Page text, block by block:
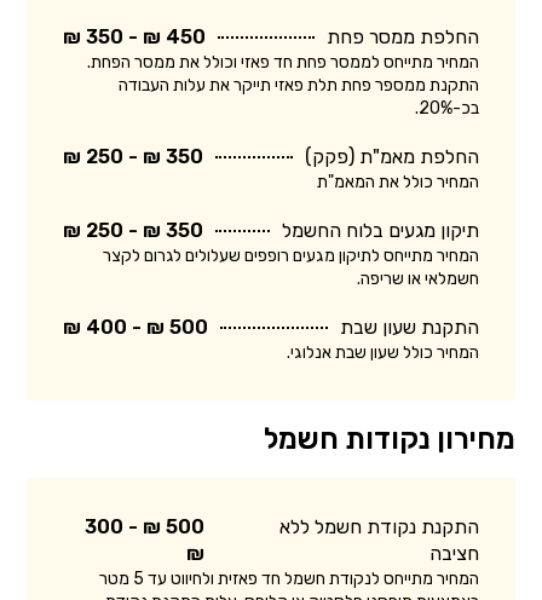
החלפת ממסר פחת 450 ₪ - 350 ₪
המחיר מתייחס לממסר פחת חד פאזי וכולל את ממסר הפחת.
התקנת ממספר פחת תלת פאזי תייקר את עלות העבודה
בכ-20%.
החלפת מאמ"ת (פקק) 350 ₪ - 250 ₪
המחיר כולל את המאמ"ת
תיקון מגעים בלוח החשמל 350 ₪ - 250 ₪
המחיר מתייחס לתיקון מגעים רופפים שעלולים לגרום לקצר
חשמלאי או שריפה.
התקנת שעון שבת 500 ₪ - 400 ₪
המחיר כולל שעון שבת אנלוגי.
מחירון נקודות חשמל
התקנת נקודת חשמל ללא
חציבה
500 ₪ - 300
₪
המחיר מתייחס לנקודת חשמל חד פאזית ולחיווט עד 5 מטר